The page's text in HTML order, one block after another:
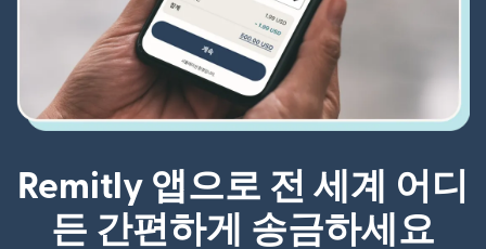
Remitly 앱으로 전 세계 어디
든 간편하게 송금하세요